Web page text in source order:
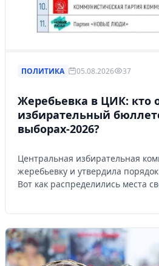
ПОЛИТИКА 05.08.2026 37
Жеребьевка в ЦИК: кто
избирательный
выборах-2026?
Центральная избирательная
жеребьевку и утвердила
Вот как распределились места